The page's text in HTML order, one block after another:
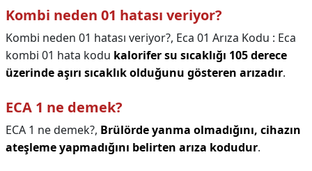
Kombi neden 01 hatası veriyor?
Kombi neden 01 hatası veriyor?, Eca 01 Arıza Kodu : Eca
kombi 01 hata kodu kalorifer su sıcaklığı 105 derece
üzerinde aşırı sıcaklık olduğunu gösteren arızadır.
ECA 1 ne demek?
ECA 1 ne demek?, Brülörde yanma olmadığını, cihazın
ateşleme yapmadığını belirten arıza kodudur.